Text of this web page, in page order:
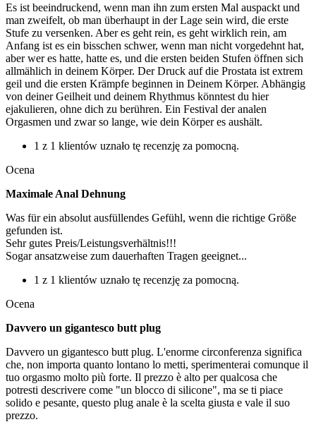
Es ist beeindruckend, wenn man ihn zum ersten Mal auspackt und
man zweifelt, ob man überhaupt in der Lage sein wird, die erste
Stufe zu versenken. Aber es geht rein, es geht wirklich rein, am
Anfang ist es ein bisschen schwer, wenn man nicht vorgedehnt hat,
aber wer es hatte, hatte es, und die ersten beiden Stufen öffnen sich
allmählich in deinem Körper. Der Druck auf die Prostata ist extrem
geil und die ersten Krämpfe beginnen in Deinem Körper. Abhängig
von deiner Geilheit und deinem Rhythmus könntest du hier
ejakulieren, ohne dich zu berühren. Ein Festival der analen
Orgasmen und zwar so lange, wie dein Körper es aushält.
1 z 1 klientów uznało tę recenzję za pomocną.
Ocena
Maximale Anal Dehnung
Was für ein absolut ausfüllendes Gefühl, wenn die richtige Größe
gefunden ist.
Sehr gutes Preis/Leistungsverhältnis!!!
Sogar ansatzweise zum dauerhaften Tragen geeignet...
1 z 1 klientów uznało tę recenzję za pomocną.
Ocena
Davvero un gigantesco butt plug
Davvero un gigantesco butt plug. L'enorme circonferenza significa
che, non importa quanto lontano lo metti, sperimenterai comunque il
tuo orgasmo molto più forte. Il prezzo è alto per qualcosa che
potresti descrivere come "un blocco di silicone", ma se ti piace
solido e pesante, questo plug anale è la scelta giusta e vale il suo
prezzo.